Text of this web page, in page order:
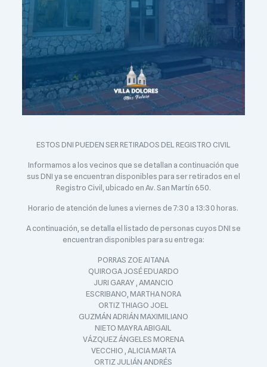
ESTOS DNI PUEDEN SER RETIRADOS DEL REGISTRO CIVIL
Informamos a los vecinos que se detallan a continuación que
sus DNI ya se encuentran disponibles para ser retirados en el
Registro Civil, ubicado en Av. San Martín 650.
Horario de atención de lunes a viernes de 7:30 a 13:30 horas.
A continuación, se detalla el listado de personas cuyos DNI se
encuentran disponibles para su entrega:
PORRAS ZOE AITANA
QUIROGA JOSÉ EDUARDO
JURI GARAY , AMANCIO
ESCRIBANO, MARTHA NORA
ORTIZ THIAGO JOEL
GUZMÁN ADRIÁN MAXIMILIANO
NIETO MAYRA ABIGAIL
VÁZQUEZ ÁNGELES MORENA
VECCHIO , ALICIA MARTA
ORTIZ JULIÁN ANDRÉS